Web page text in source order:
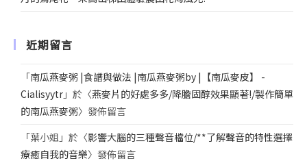
近期留言
「南瓜燕麥粥 |食譜與做法 |南瓜燕麥粥by |【南瓜麥皮】 -
Cialisyytr 」於〈燕麥片的好處多多/降膽固醇效果顯著!/製作簡單
的南瓜燕麥粥〉發佈留言
「葉小姐 」於〈影響大腦的三種聲音檔位/**了解聲音的特性選擇
療癒自我的音樂〉發佈留言